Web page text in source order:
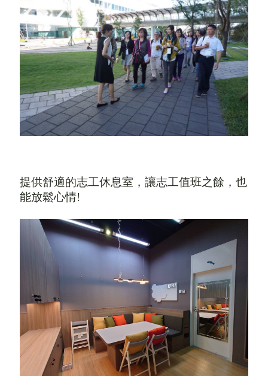
提供舒適的志工休息室 ， 讓志工值班之餘 ， 也
能放鬆心情!